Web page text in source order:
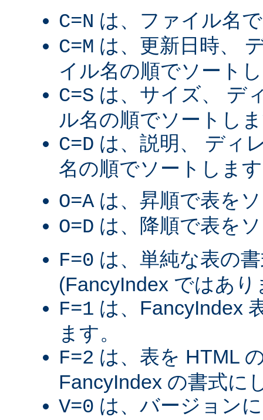
C=N は、ファイル名
C=M は、更新日時、
イル名の順でソート
C=S は、サイズ、 デ
ル名の順でソートし
C=D は、説明、 ディ
名の順でソートしま
O=A は、昇順で表を
O=D は、降順で表を
F=0 は、単純な表の
(FancyIndex ではあり
F=1 は、FancyIndex
ます。
F=2 は、表を HTML
FancyIndex の書式に
V=0 は、バージョン